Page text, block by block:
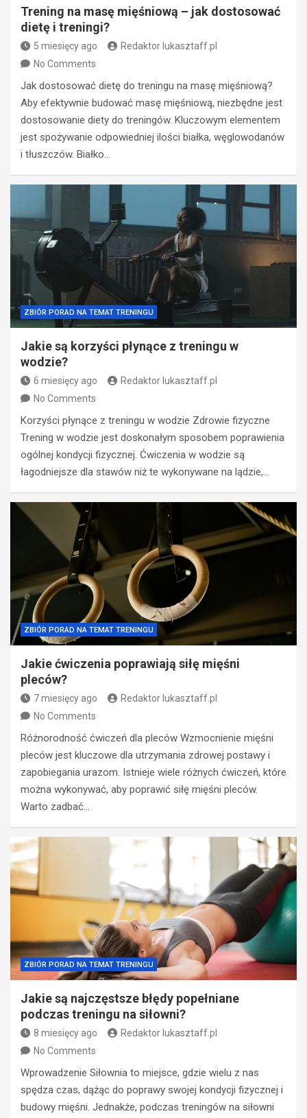
Trening na masę mięśniową – jak dostosować
dietę i treningi?
5 miesięcy ago
Redaktor lukasztaff.pl
No Comments
Jak dostosować dietę do treningu na masę mięśniową?
Aby efektywnie budować masę mięśniową, niezbędne jest
dostosowanie diety do treningów. Kluczowym elementem
jest spożywanie odpowiedniej ilości białka, węglowodanów
i tłuszczów. Białko…
ZBIÓR PORAD NA TEMAT TRENINGU
Jakie są korzyści płynące z treningu w
wodzie?
6 miesięcy ago
Redaktor lukasztaff.pl
No Comments
Korzyści płynące z treningu w wodzie Zdrowie fizyczne
Trening w wodzie jest doskonałym sposobem poprawienia
ogólnej kondycji fizycznej. Ćwiczenia w wodzie są
łagodniejsze dla stawów niż te wykonywane na lądzie,…
ZBIÓR PORAD NA TEMAT TRENINGU
Jakie ćwiczenia poprawiają siłę mięśni
pleców?
7 miesięcy ago
Redaktor lukasztaff.pl
No Comments
Różnorodność ćwiczeń dla pleców Wzmocnienie mięśni
pleców jest kluczowe dla utrzymania zdrowej postawy i
zapobiegania urazom. Istnieje wiele różnych ćwiczeń, które
można wykonywać, aby poprawić siłę mięśni pleców.
Warto zadbać…
ZBIÓR PORAD NA TEMAT TRENINGU
Jakie są najczęstsze błędy popełniane
podczas treningu na siłowni?
8 miesięcy ago
Redaktor lukasztaff.pl
No Comments
Wprowadzenie Siłownia to miejsce, gdzie wielu z nas
spędza czas, dążąc do poprawy swojej kondycji fizycznej i
budowy mięśni. Jednakże, podczas treningów na siłowni